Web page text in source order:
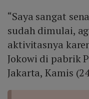
“Saya sangat
sudah dimulai,
aktivitasnya
Jokowi di pabrik
Jakarta, Kamis